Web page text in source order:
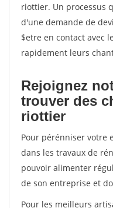
riottier. Un processus
d'une demande de
$etre en contact avec
rapidement leurs
Rejoignez
trouver des
riottier
Pour pérénniser votre
dans les travaux de
pouvoir alimenter
de son entreprise et
Pour les meilleurs